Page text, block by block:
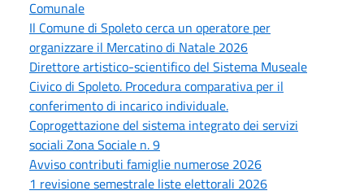
Comunale
Il Comune di Spoleto cerca un operatore per
organizzare il Mercatino di Natale 2026
Direttore artistico-scientifico del Sistema Museale
Civico di Spoleto. Procedura comparativa per il
conferimento di incarico individuale.
Coprogettazione del sistema integrato dei servizi
sociali Zona Sociale n. 9
Avviso contributi famiglie numerose 2026
1 revisione semestrale liste elettorali 2026